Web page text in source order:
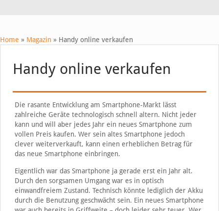
Home » Magazin » Handy online verkaufen
Handy online verkaufen
Die rasante Entwicklung am Smartphone-Markt lässt
zahlreiche Geräte technologisch schnell altern. Nicht jeder
kann und will aber jedes Jahr ein neues Smartphone zum
vollen Preis kaufen. Wer sein altes Smartphone jedoch
clever weiterverkauft, kann einen erheblichen Betrag für
das neue Smartphone einbringen.
Eigentlich war das Smartphone ja gerade erst ein Jahr alt.
Durch den sorgsamen Umgang war es in optisch
einwandfreiem Zustand. Technisch könnte lediglich der Akku
durch die Benutzung geschwächt sein. Ein neues Smartphone